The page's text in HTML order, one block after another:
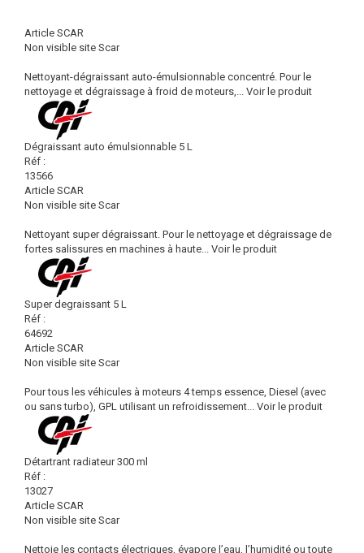
Article SCAR
Non visible site Scar
Nettoyant-dégraissant auto-émulsionnable concentré. Pour le
nettoyage et dégraissage à froid de moteurs,... Voir le produit
Dégraissant auto émulsionnable 5 L
Réf :
13566
Article SCAR
Non visible site Scar
Nettoyant super dégraissant. Pour le nettoyage et dégraissage de
fortes salissures en machines à haute... Voir le produit
Super degraissant 5 L
Réf :
64692
Article SCAR
Non visible site Scar
Pour tous les véhicules à moteurs 4 temps essence, Diesel (avec
ou sans turbo), GPL utilisant un refroidissement... Voir le produit
Détartrant radiateur 300 ml
Réf :
13027
Article SCAR
Non visible site Scar
Nettoie les contacts électriques, évapore l’eau, l’humidité ou toute